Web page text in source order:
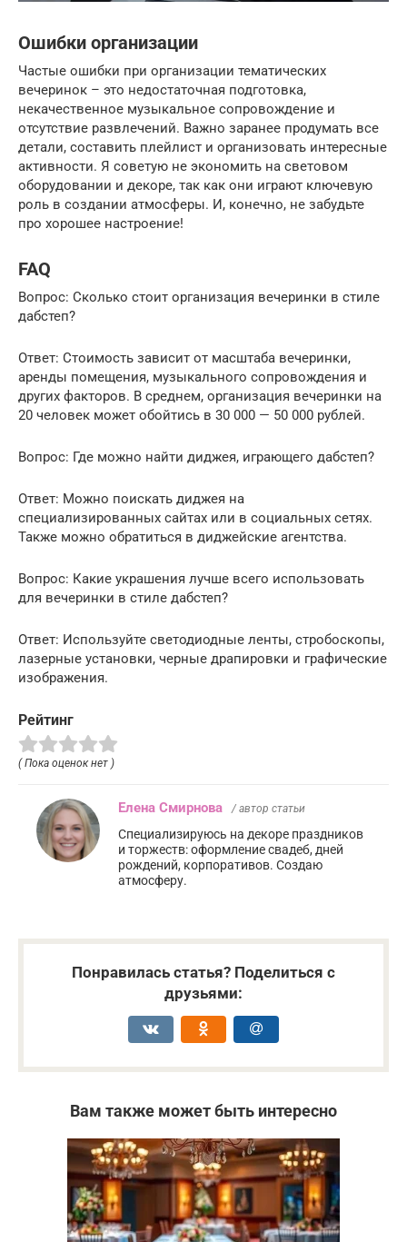
Ошибки организации
Частые ошибки при организации тематических
вечеринок – это недостаточная подготовка,
некачественное музыкальное сопровождение и
отсутствие развлечений. Важно заранее продумать все
детали, составить плейлист и организовать интересные
активности. Я советую не экономить на световом
оборудовании и декоре, так как они играют ключевую
роль в создании атмосферы. И, конечно, не забудьте
про хорошее настроение!
FAQ
Вопрос: Сколько стоит организация вечеринки в стиле
дабстеп?
Ответ: Стоимость зависит от масштаба вечеринки,
аренды помещения, музыкального сопровождения и
других факторов. В среднем, организация вечеринки на
20 человек может обойтись в 30 000 — 50 000 рублей.
Вопрос: Где можно найти диджея, играющего дабстеп?
Ответ: Можно поискать диджея на
специализированных сайтах или в социальных сетях.
Также можно обратиться в диджейские агентства.
Вопрос: Какие украшения лучше всего использовать
для вечеринки в стиле дабстеп?
Ответ: Используйте светодиодные ленты, стробоскопы,
лазерные установки, черные драпировки и графические
изображения.
Рейтинг
( Пока оценок нет )
Елена Смирнова / автор статьи
Специализируюсь на декоре праздников
и торжеств: оформление свадеб, дней
рождений, корпоративов. Создаю
атмосферу.
Понравилась статья? Поделиться с
друзьями:
Вам также может быть интересно